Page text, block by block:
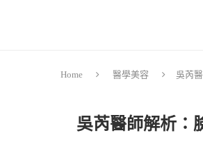
Home 醫學美容 吳芮
吳芮醫師解析：